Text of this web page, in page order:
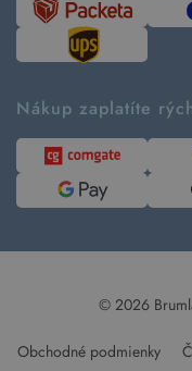
Tabuľka veľkostí
Predávané značky
Kontakt
Kde pomáhame
Udržateľnosť
Blog
Pre médiá
Nákup zaplatíte
© 2026
Obchodné podmienky